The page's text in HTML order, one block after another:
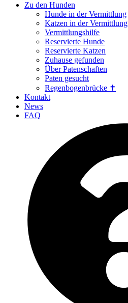
Zu den Hunden
Hunde in der Vermittlung
Katzen in der Vermittlung
Vermittlungshilfe
Reservierte Hunde
Reservierte Katzen
Zuhause gefunden
Über Patenschaften
Paten gesucht
Regenbogenbrücke ✝
Kontakt
News
FAQ